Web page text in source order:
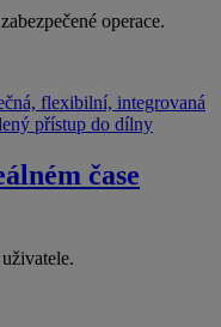
operace.
flexibilní, integrovaná
přístup do dílny
čase